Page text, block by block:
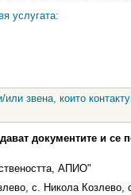
услугата:
звена, които
документите и се
АПИО"
с. Никола Козлево,